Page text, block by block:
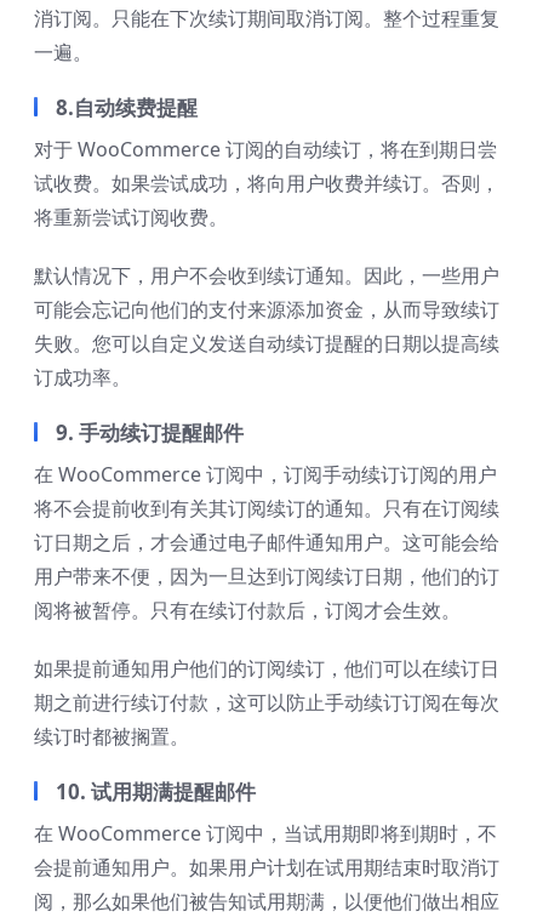
消订阅。只能在下次续订期间取消订阅。整个过程重复
一遍。
8.自动续费提醒
对于 WooCommerce 订阅的自动续订，将在到期日尝
试收费。如果尝试成功，将向用户收费并续订。否则，
将重新尝试订阅收费。
默认情况下，用户不会收到续订通知。因此，一些用户
可能会忘记向他们的支付来源添加资金，从而导致续订
失败。您可以自定义发送自动续订提醒的日期以提高续
订成功率。
9. 手动续订提醒邮件
在 WooCommerce 订阅中，订阅手动续订订阅的用户
将不会提前收到有关其订阅续订的通知。只有在订阅续
订日期之后，才会通过电子邮件通知用户。这可能会给
用户带来不便，因为一旦达到订阅续订日期，他们的订
阅将被暂停。只有在续订付款后，订阅才会生效。
如果提前通知用户他们的订阅续订，他们可以在续订日
期之前进行续订付款，这可以防止手动续订订阅在每次
续订时都被搁置。
10. 试用期满提醒邮件
在 WooCommerce 订阅中，当试用期即将到期时，不
会提前通知用户。如果用户计划在试用期结束时取消订
阅，那么如果他们被告知试用期满，以便他们做出相应